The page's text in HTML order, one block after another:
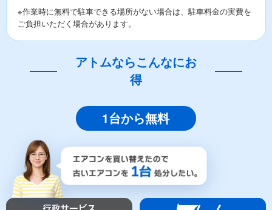
※作業時に無料で駐車できる場所がない場合は、駐車料金の実費を
ご負担いただく場合があります。
アトムならこんなにお
得
1台から無料